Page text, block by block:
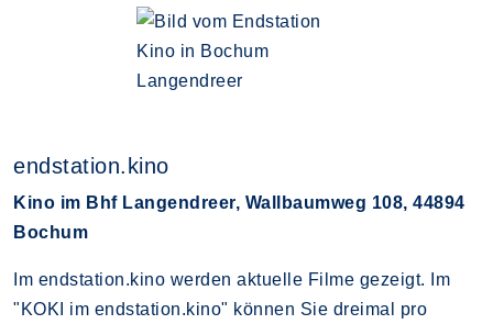
endstation.kino
Kino im Bhf Langendreer, Wallbaumweg 108, 44894
Bochum
Im endstation.kino werden aktuelle Filme gezeigt. Im
"KOKI im endstation.kino" können Sie dreimal pro